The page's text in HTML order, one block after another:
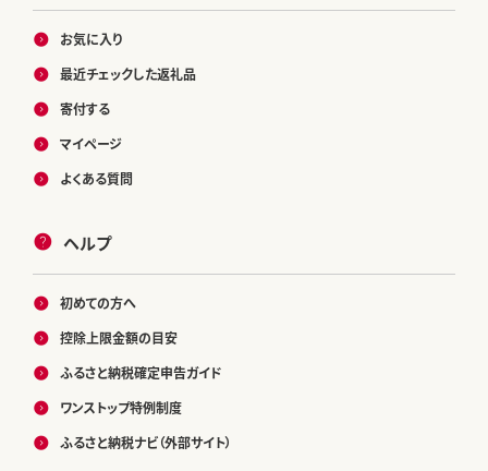
お気に入り
最近チェックした返礼品
寄付する
マイページ
よくある質問
ヘルプ
初めての方へ
控除上限金額の目安
ふるさと納税確定申告ガイド
ワンストップ特例制度
ふるさと納税ナビ（外部サイト）